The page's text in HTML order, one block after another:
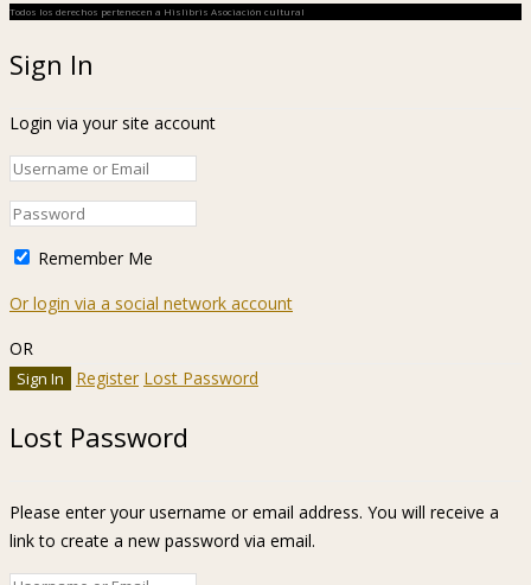
Todos los derechos pertenecen a Hislibris Asociación cultural
Sign In
Login via your site account
Remember Me
Or login via a social network account
OR
Register Lost Password
Lost Password
Please enter your username or email address. You will receive a
link to create a new password via email.